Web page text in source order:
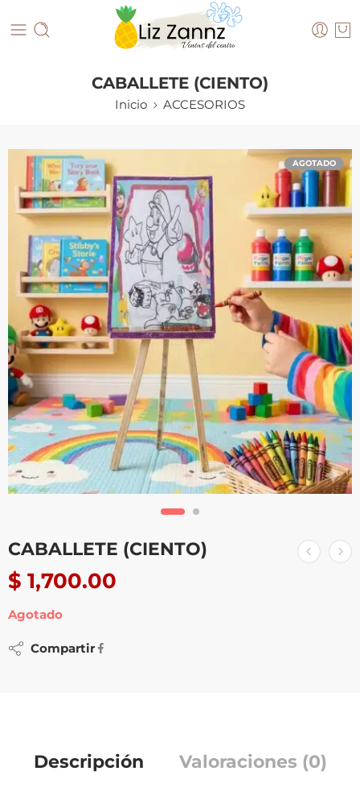
CABALLETE (CIENTO)
Inicio ACCESORIOS
AGOTADO
CABALLETE (CIENTO)
$ 1,700.00
Agotado
Compartir
Descripción Valoraciones (0)